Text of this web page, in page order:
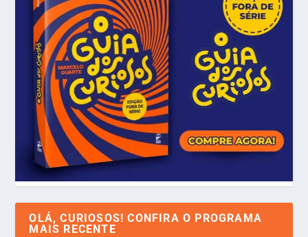
OLÁ, CURIOSOS! CONFIRA O PROGRAMA
MAIS RECENTE